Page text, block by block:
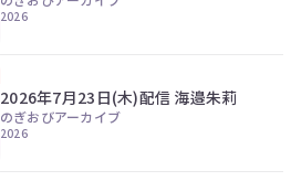
2026
2026年7月23日(木)配信 海邉朱莉
のぎおびアーカイブ
2026